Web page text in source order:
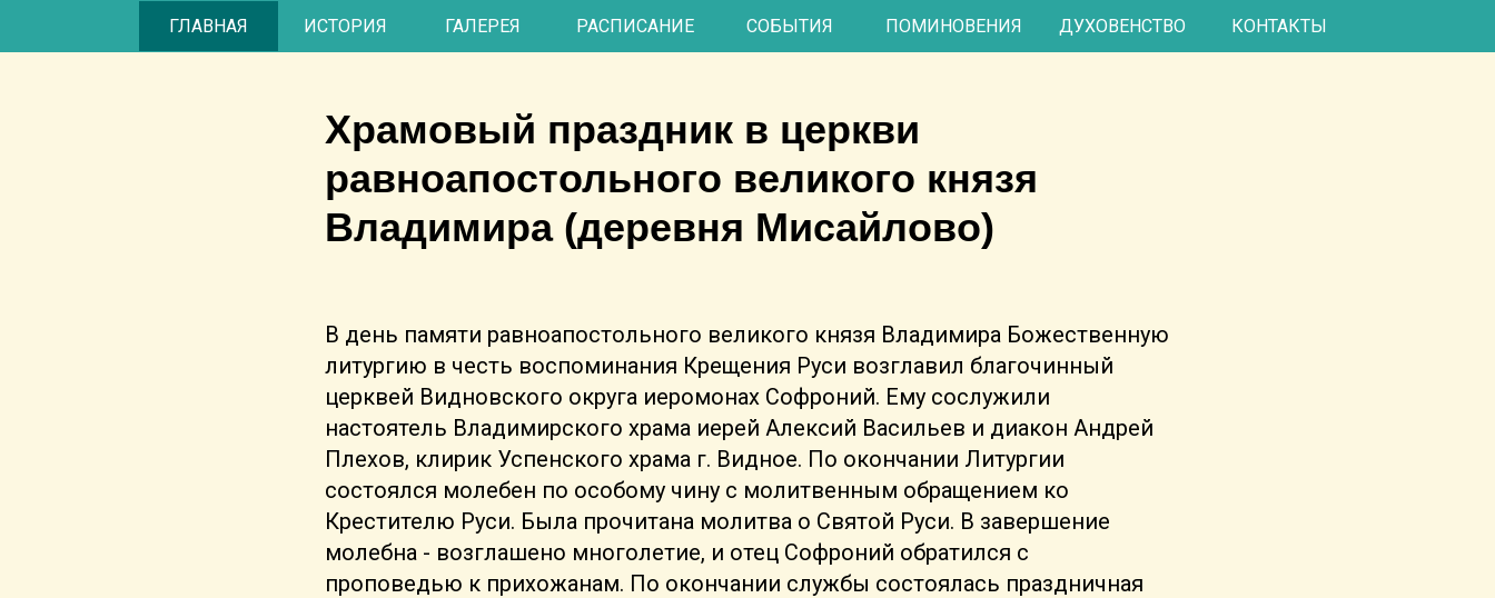
ГЛАВНАЯ ИСТОРИЯ ГАЛЕРЕЯ РАСПИСАНИЕ СОБЫТИЯ КОНТАКТЫ
ПОМИНОВЕНИЯ ДУХОВЕНСТВО
Храмовый праздник в церкви
равноапостольного великого князя
Владимира (деревня Мисайлово)
В день памяти равноапостольного великого князя Владимира Божественную
литургию в честь воспоминания Крещения Руси возглавил благочинный
церквей Видновского округа иеромонах Софроний. Ему сослужили
настоятель Владимирского храма иерей Алексий Васильев и диакон Андрей
Плехов, клирик Успенского храма г. Видное. По окончании Литургии
состоялся молебен по особому чину с молитвенным обращением ко
Крестителю Руси. Была прочитана молитва о Святой Руси. В завершение
молебна - возглашено многолетие, и отец Софроний обратился с
проповедью к прихожанам. По окончании службы состоялась праздничная